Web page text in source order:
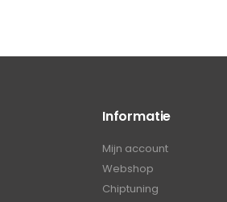
Informatie
Mijn account
Webshop
Chiptuning